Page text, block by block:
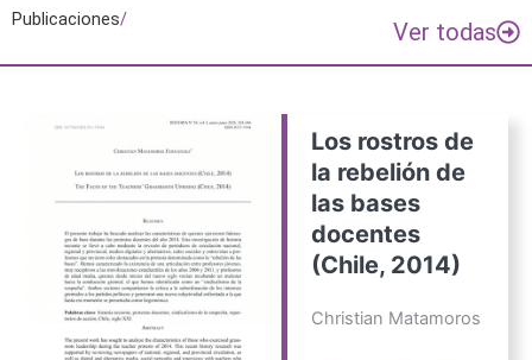
Publicaciones/ Ver todas
Los rostros de
la rebelión de
las bases
docentes
(Chile, 2014)
Christian Matamoros